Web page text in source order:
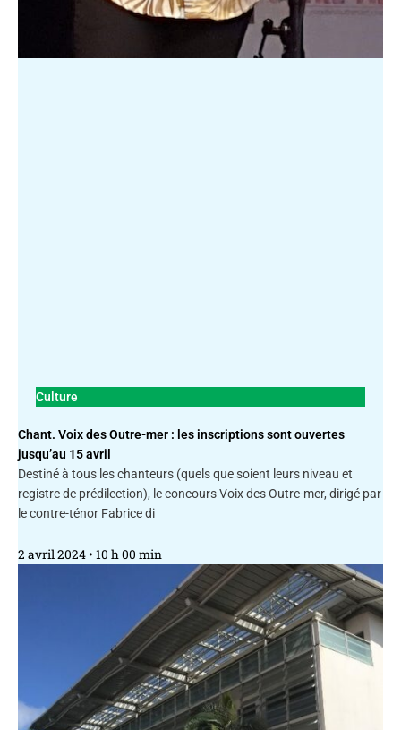
Culture
Chant. Voix des Outre-mer : les inscriptions sont ouvertes
jusqu’au 15 avril
Destiné à tous les chanteurs (quels que soient leurs niveau et
registre de prédilection), le concours Voix des Outre-mer, dirigé par
le contre-ténor Fabrice di
2 avril 2024 10 h 00 min